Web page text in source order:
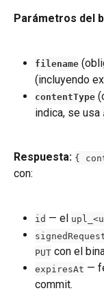
Parámetros del
filename
(incluyendo
contentType
indica, se usa
Respuesta: {
con:
id — el
PUT con el
expiresAt —
commit.